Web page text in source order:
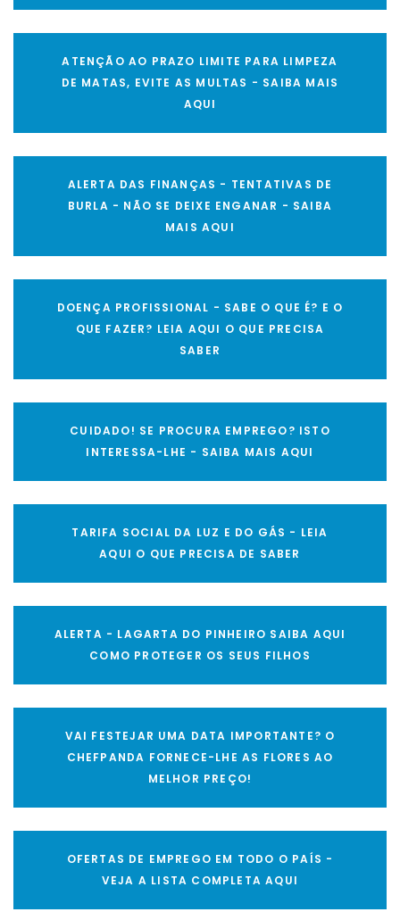
ATENÇÃO AO PRAZO LIMITE PARA LIMPEZA
DE MATAS, EVITE AS MULTAS - SAIBA MAIS
AQUI
ALERTA DAS FINANÇAS - TENTATIVAS DE
BURLA - NÃO SE DEIXE ENGANAR - SAIBA
MAIS AQUI
DOENÇA PROFISSIONAL - SABE O QUE É? E O
QUE FAZER? LEIA AQUI O QUE PRECISA
SABER
CUIDADO! SE PROCURA EMPREGO? ISTO
INTERESSA-LHE - SAIBA MAIS AQUI
TARIFA SOCIAL DA LUZ E DO GÁS - LEIA
AQUI O QUE PRECISA DE SABER
ALERTA - LAGARTA DO PINHEIRO SAIBA AQUI
COMO PROTEGER OS SEUS FILHOS
VAI FESTEJAR UMA DATA IMPORTANTE? O
CHEFPANDA FORNECE-LHE AS FLORES AO
MELHOR PREÇO!
OFERTAS DE EMPREGO EM TODO O PAÍS -
VEJA A LISTA COMPLETA AQUI